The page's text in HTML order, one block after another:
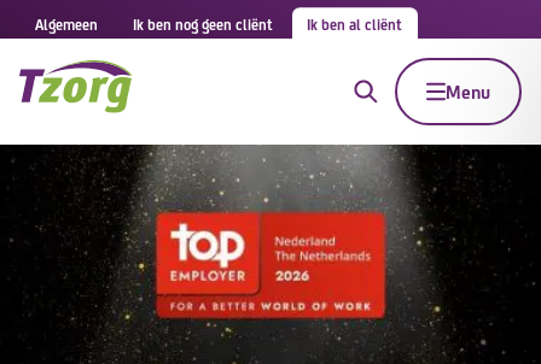
Algemeen Ik ben nog geen cliënt Ik ben al cliënt
Menu